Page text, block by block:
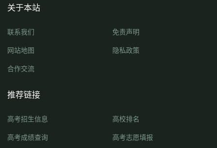
关于本站
联系我们 免责声明
网站地图 隐私政策
合作交流
推荐链接
高考招生信息 高校排名
高考成绩查询 高考志愿填报